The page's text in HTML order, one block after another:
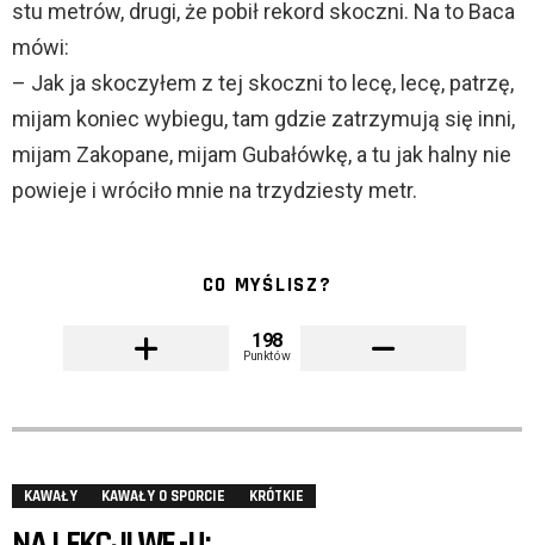
stu metrów, drugi, że pobił rekord skoczni. Na to Baca
mówi:
– Jak ja skoczyłem z tej skoczni to lecę, lecę, patrzę,
mijam koniec wybiegu, tam gdzie zatrzymują się inni,
mijam Zakopane, mijam Gubałówkę, a tu jak halny nie
powieje i wróciło mnie na trzydziesty metr.
CO MYŚLISZ?
198
Punktów
KAWAŁY KAWAŁY O SPORCIE KRÓTKIE